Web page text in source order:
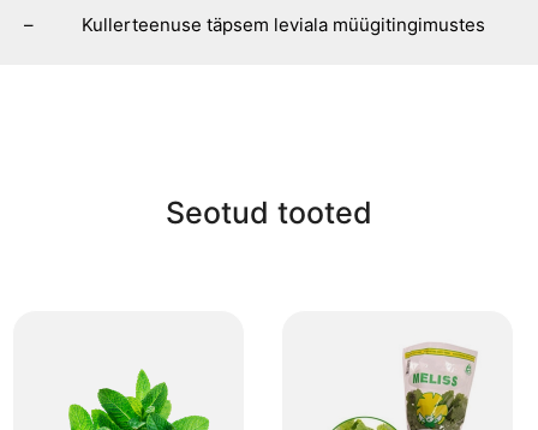
– Kullerteenuse täpsem leviala müügitingimustes
Seotud tooted